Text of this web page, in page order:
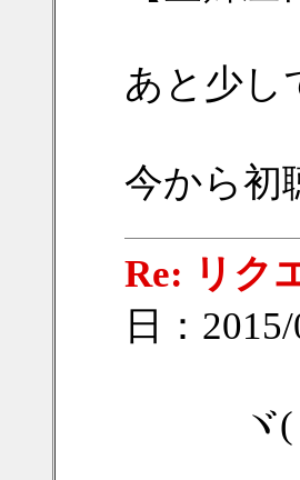
あと少し
今から初
Re: リク
日：
ヾ(〃